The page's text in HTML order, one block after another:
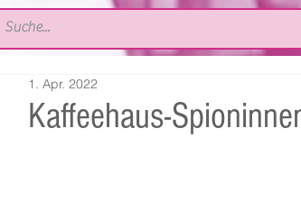
Kaffeehaus-
1. Apr. 2022